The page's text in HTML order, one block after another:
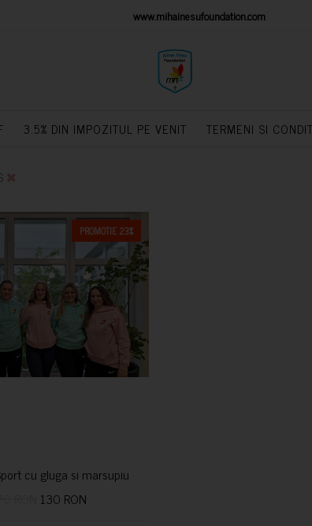
PLATFORM www.mihainesufoundation.com
3.5% DIN IMPOZITUL PE VENIT TERMENI SI
PROMOTIE 23%
cu gluga si marsupiu
130 RON
CUMPARA